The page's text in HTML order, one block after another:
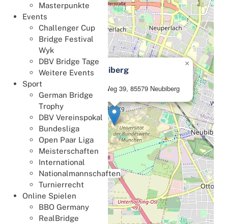
Masterpunkte
Events
Challenger Cup
Bridge Festival
Wyk
DBV Bridge Tage
Weitere Events
Sport
German Bridge
Trophy
DBV Vereinspokal
Bundesliga
Open Paar Liga
Meisterschaften
International
Nationalmannschaften
Turnierrecht
Online Spielen
BBO Germany
RealBridge
UniCasino Neubiberg
Werner-Heisenberg-Weg 39, 85579 Neubiberg
×
+
−